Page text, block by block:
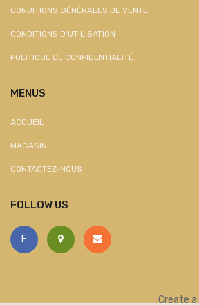
CONDITIONS GÉNÉRALES DE VENTE
CONDITIONS D'UTILISATION
POLITIQUE DE CONFIDENTIALITÉ
MENUS
ACCUEIL
MAGASIN
CONTACTEZ-NOUS
FOLLOW US
F
Create a